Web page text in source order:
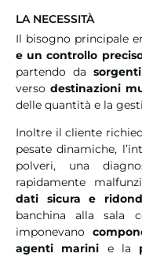
LA NECESSITÀ
Il bisogno principale
e un controllo
partendo da
versodestinazioni
delle quantità e la
Inoltre il cliente
pesate dinamiche,
polveri, una
rapidamente
dati sicura e
banchina alla sala
imponevano
agenti marini e la